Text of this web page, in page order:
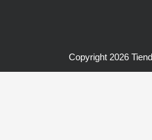
Copyright 2026